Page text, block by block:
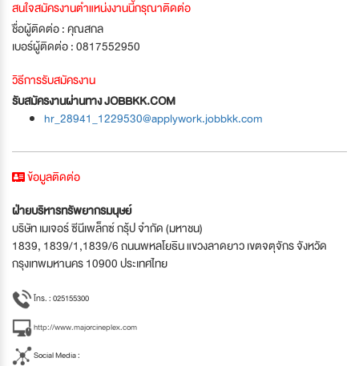
สนใจสมัครงานตำแหน่งงานนี้กรุณาติดต่อ
ชื่อผู้ติดต่อ : คุณสกล
เบอร์ผู้ติดต่อ : 0817552950
วิธีการรับสมัครงาน
รับสมัครงานผ่านทาง JOBBKK.COM
hr_28941_1229530@applywork.jobbkk.com
ข้อมูลติดต่อ
ฝ่ายบริหารทรัพยากรมนุษย์
บริษัท เมเจอร์ ซีนีเพล็กซ์ กรุ้ป จำกัด (มหาชน)
1839, 1839/1,1839/6 ถนนพหลโยธิน แขวงลาดยาว เขตจตุจักร จังหวัด
กรุงเทพมหานคร 10900 ประเทศไทย
โทร. : 025155300
http://www.majorcineplex.com
Social Media :